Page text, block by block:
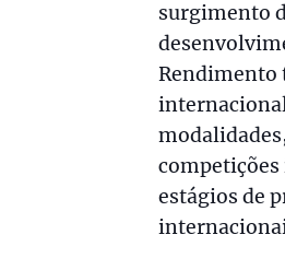
surgimento
Rendimento
estágios de